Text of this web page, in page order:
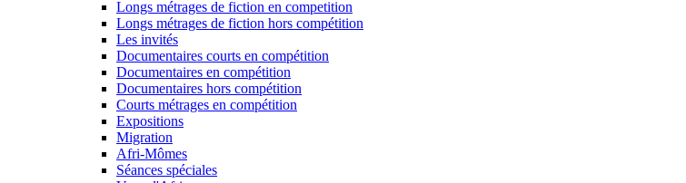
Longs métrages de fiction en competition
Longs métrages de fiction hors compétition
Les invités
Documentaires courts en compétition
Documentaires en compétition
Documentaires hors compétition
Courts métrages en compétition
Expositions
Migration
Afri-Mômes
Séances spéciales